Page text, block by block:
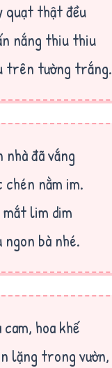
quạt thật đều
nắng thiu thiu
trên tường trắng.
nhà đã vắng
chén nằm im.
lim dim
ngon bà nhé.
cam, hoa khế
lặng trong vườn,